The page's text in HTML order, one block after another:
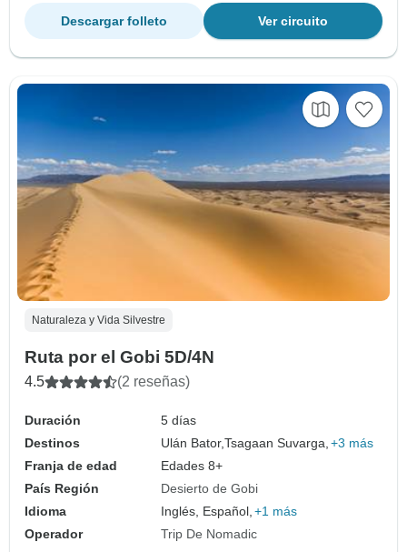
Ver circuito
Descargar folleto
Naturaleza y Vida Silvestre
Ruta por el Gobi 5D/4N
4.5 (2 reseñas)
Duración
5 días
Destinos
Ulán Bator,Tsagaan Suvarga, +3 más
Franja de edad
Edades 8+
País Región
Desierto de Gobi
Idioma
Inglés, Español, +1 más
Operador
Trip De Nomadic